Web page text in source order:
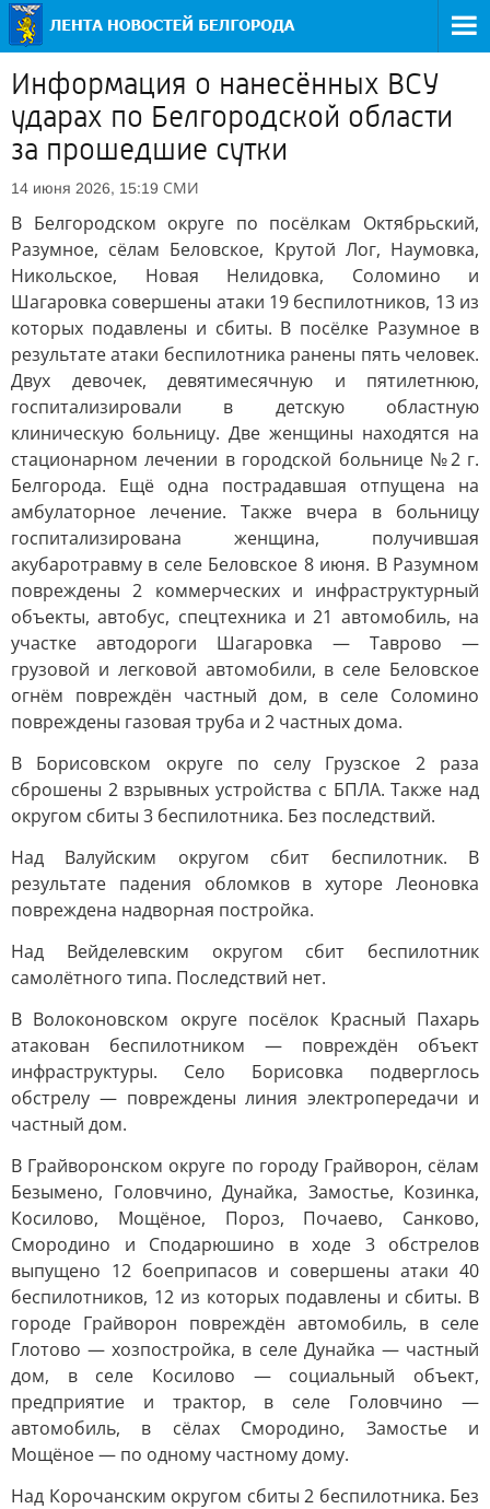
Информация о нанесённых ВСУ
ударах по Белгородской области
за прошедшие сутки
14 июня 2026, 15:19 СМИ
В Белгородском округе по посёлкам Октябрьский,
Разумное, сёлам Беловское, Крутой Лог, Наумовка,
Никольское, Новая Нелидовка, Соломино и
Шагаровка совершены атаки 19 беспилотников, 13 из
которых подавлены и сбиты. В посёлке Разумное в
результате атаки беспилотника ранены пять человек.
Двух девочек, девятимесячную и пятилетнюю,
госпитализировали в детскую областную
клиническую больницу. Две женщины находятся на
стационарном лечении в городской больнице №2 г.
Белгорода. Ещё одна пострадавшая отпущена на
амбулаторное лечение. Также вчера в больницу
госпитализирована женщина, получившая
акубаротравму в селе Беловское 8 июня. В Разумном
повреждены 2 коммерческих и инфраструктурный
объекты, автобус, спецтехника и 21 автомобиль, на
участке автодороги Шагаровка — Таврово —
грузовой и легковой автомобили, в селе Беловское
огнём повреждён частный дом, в селе Соломино
повреждены газовая труба и 2 частных дома.
В Борисовском округе по селу Грузское 2 раза
сброшены 2 взрывных устройства с БПЛА. Также над
округом сбиты 3 беспилотника. Без последствий.
Над Валуйским округом сбит беспилотник. В
результате падения обломков в хуторе Леоновка
повреждена надворная постройка.
Над Вейделевским округом сбит беспилотник
самолётного типа. Последствий нет.
В Волоконовском округе посёлок Красный Пахарь
атакован беспилотником — повреждён объект
инфраструктуры. Село Борисовка подверглось
обстрелу — повреждены линия электропередачи и
частный дом.
В Грайворонском округе по городу Грайворон, сёлам
Безымено, Головчино, Дунайка, Замостье, Козинка,
Косилово, Мощёное, Пороз, Почаево, Санково,
Смородино и Сподарюшино в ходе 3 обстрелов
выпущено 12 боеприпасов и совершены атаки 40
беспилотников, 12 из которых подавлены и сбиты. В
городе Грайворон повреждён автомобиль, в селе
Глотово — хозпостройка, в селе Дунайка — частный
дом, в селе Косилово — социальный объект,
предприятие и трактор, в селе Головчино —
автомобиль, в сёлах Смородино, Замостье и
Мощёное — по одному частному дому.
Над Корочанским округом сбиты 2 беспилотника. Без